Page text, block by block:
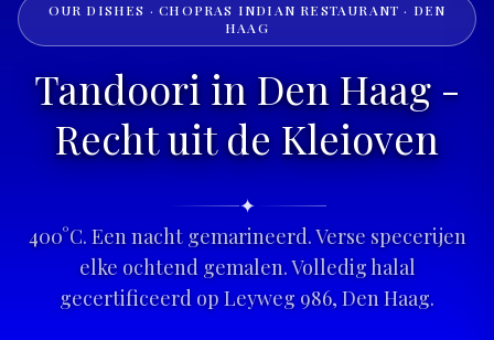
OUR DISHES · CHOPRAS INDIAN RESTAURANT · DEN
HAAG
Tandoori in Den Haag -
Recht uit de Kleioven
✦
400°C. Een nacht gemarineerd. Verse specerijen
elke ochtend gemalen. Volledig halal
gecertificeerd op Leyweg 986, Den Haag.